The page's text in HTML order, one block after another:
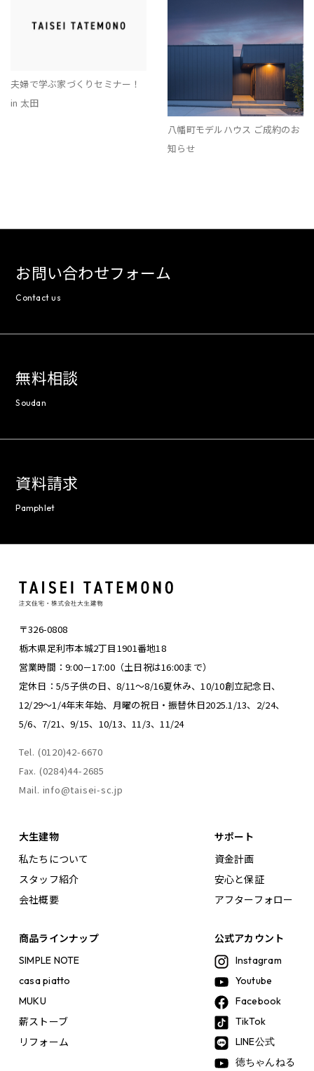
夫婦で学ぶ家づくりセミナー！
in 太田
八幡町モデルハウス ご成約のお
知らせ
お問い合わせフォーム
Contact us
無料相談
Soudan
資料請求
Pamphlet
〒326-0808
栃木県足利市本城2丁目1901番地18
営業時間：9:00－17:00（土日祝は16:00まで）
定休日：5/5子供の日、8/11～8/16夏休み、10/10創立記念日、
12/29～1/4年末年始、 月曜の祝日・振替休日2025.1/13、2/24、
5/6、7/21、9/15、10/13、11/3、11/24
Tel. (0120)42-6670
Fax. (0284)44-2685
Mail. info@taisei-sc.jp
大生建物
私たちについて
スタッフ紹介
会社概要
商品ラインナップ
SIMPLE NOTE
casa piatto
MUKU
薪ストーブ
リフォーム
サポート
資金計画
安心と保証
アフターフォロー
公式アカウント
Instagram
Youtube
Facebook
TikTok
LINE公式
徳ちゃんねる